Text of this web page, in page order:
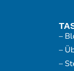
–
–
–